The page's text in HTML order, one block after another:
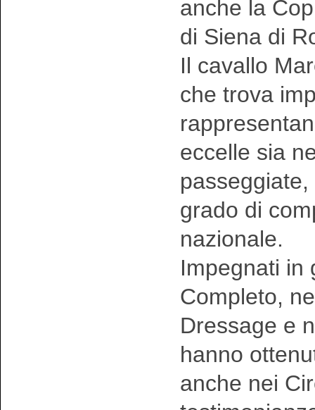
anche la
di Siena di
Il cavallo
che trova
eccelle sia
grado di
nazionale.
Impegnati in
Completo,
Dressage e
hanno
anche nei